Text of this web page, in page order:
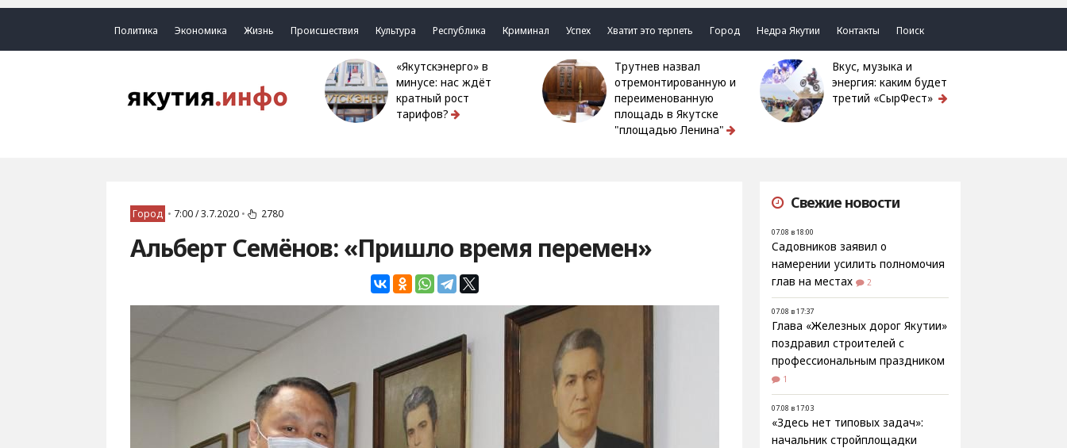
Политика Экономика Жизнь Происшествия Культура Республика Криминал Успех Хватит это терпеть Город Недра Якутии Контакты Поиск
«Якутскэнерго» в
минусе: нас ждёт
кратный рост
тарифов?
Трутнев назвал
отремонтированную и
переименованную
площадь в Якутске
"площадью Ленина"
Вкус, музыка и
энергия: каким будет
третий «СырФест»
Город • 7:00 / 3.7.2020 • 2780
Альберт Семёнов: «Пришло время перемен»
Свежие новости
07.08 в 18:00
Садовников заявил о
намерении усилить полномочия
глав на местах
2
07.08 в 17:37
Глава «Железных дорог Якутии»
поздравил строителей с
профессиональным праздником
1
07.08 в 17:03
«Здесь нет типовых задач»:
начальник стройплощадки